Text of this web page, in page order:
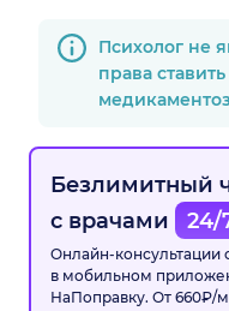
Психолог не
права
Безлимитный
с врачами
24/
Онлайн-консультации
в мобильном
НаПоправку. От 660₽/